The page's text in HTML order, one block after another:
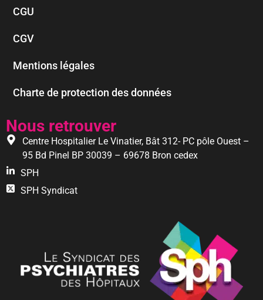
CGU
CGV
Mentions légales
Charte de protection des données
Nous retrouver
Centre Hospitalier Le Vinatier, Bât 312- PC pôle Ouest –
95 Bd Pinel BP 30039 – 69678 Bron cedex
SPH
SPH Syndicat